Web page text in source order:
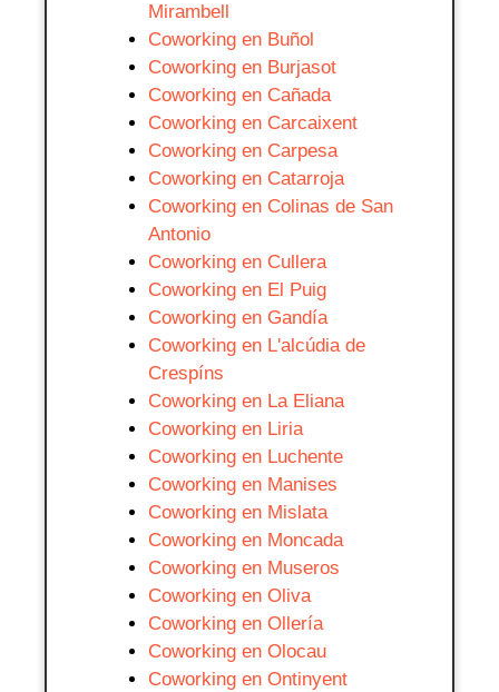
Mirambell
Coworking en Buñol
Coworking en Burjasot
Coworking en Cañada
Coworking en Carcaixent
Coworking en Carpesa
Coworking en Catarroja
Coworking en Colinas de San
Antonio
Coworking en Cullera
Coworking en El Puig
Coworking en Gandía
Coworking en L'alcúdia de
Crespíns
Coworking en La Eliana
Coworking en Liria
Coworking en Luchente
Coworking en Manises
Coworking en Mislata
Coworking en Moncada
Coworking en Museros
Coworking en Oliva
Coworking en Ollería
Coworking en Olocau
Coworking en Ontinyent